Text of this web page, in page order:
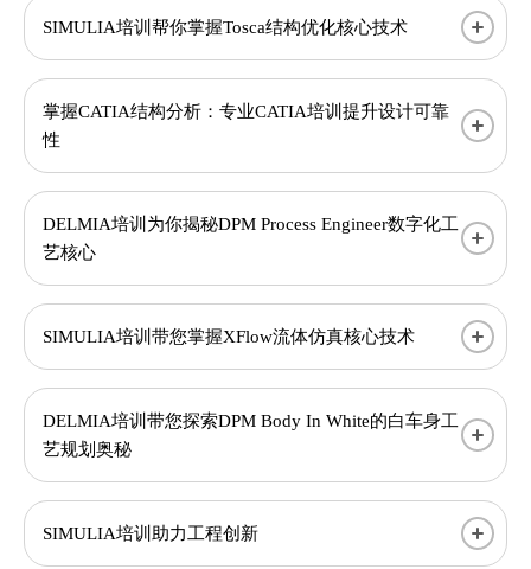
SIMULIA培训帮你掌握Tosca结构优化核心技术
掌握CATIA结构分析：专业CATIA培训提升设计可靠
性
DELMIA培训为你揭秘DPM Process Engineer数字化工
艺核心
SIMULIA培训带您掌握XFlow流体仿真核心技术​​
DELMIA培训带您探索DPM Body In White的白车身工
艺规划奥秘
SIMULIA培训助力工程创新​